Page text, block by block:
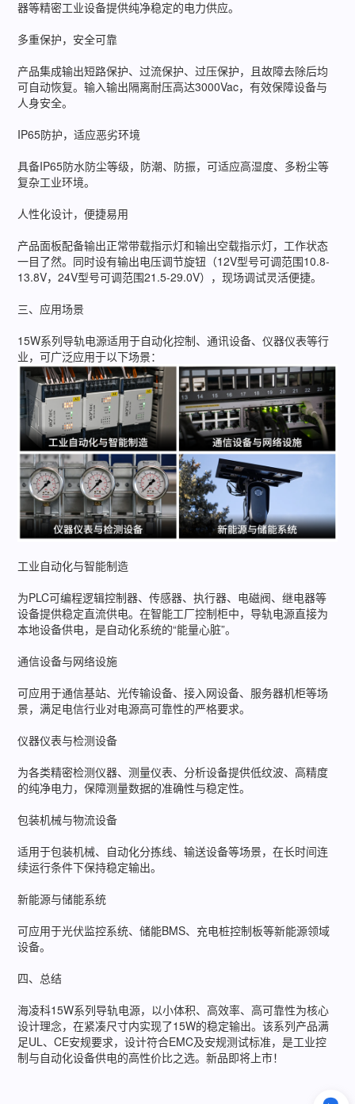
器等精密工业设备提供纯净稳定的电力供应。
多重保护，安全可靠
产品集成输出短路保护、过流保护、过压保护，且故障去除后均
可自动恢复。输入输出隔离耐压高达3000Vac，有效保障设备与
人身安全。
IP65防护，适应恶劣环境
具备IP65防水防尘等级，防潮、防振，可适应高湿度、多粉尘等
复杂工业环境。
人性化设计，便捷易用
产品面板配备输出正常带载指示灯和输出空载指示灯，工作状态
一目了然。同时设有输出电压调节旋钮（12V型号可调范围10.8-
13.8V，24V型号可调范围21.5-29.0V），现场调试灵活便捷。
三、应用场景
15W系列导轨电源适用于自动化控制、通讯设备、仪器仪表等行
业，可广泛应用于以下场景：
工业自动化与智能制造
为PLC可编程逻辑控制器、传感器、执行器、电磁阀、继电器等
设备提供稳定直流供电。在智能工厂控制柜中，导轨电源直接为
本地设备供电，是自动化系统的“能量心脏”。
通信设备与网络设施
可应用于通信基站、光传输设备、接入网设备、服务器机柜等场
景，满足电信行业对电源高可靠性的严格要求。
仪器仪表与检测设备
为各类精密检测仪器、测量仪表、分析设备提供低纹波、高精度
的纯净电力，保障测量数据的准确性与稳定性。
包装机械与物流设备
适用于包装机械、自动化分拣线、输送设备等场景，在长时间连
续运行条件下保持稳定输出。
新能源与储能系统
可应用于光伏监控系统、储能BMS、充电桩控制板等新能源领域
设备。
四、总结
海凌科15W系列导轨电源，以小体积、高效率、高可靠性为核心
设计理念，在紧凑尺寸内实现了15W的稳定输出。该系列产品满
足UL、CE安规要求，设计符合EMC及安规测试标准，是工业控
制与自动化设备供电的高性价比之选。新品即将上市！